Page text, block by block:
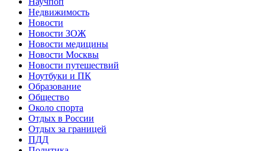
Недвижимость
Новости
Новости ЗОЖ
Новости медицины
Новости Москвы
Новости путешествий
Ноутбуки и ПК
Образование
Общество
Около спорта
Отдых в России
Отдых за границей
ПДД